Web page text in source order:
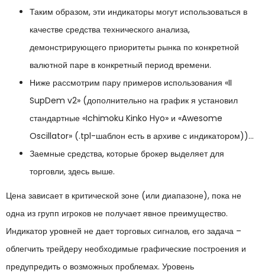
Таким образом, эти индикаторы могут использоваться в
качестве средства технического анализа,
демонстрирующего приоритеты рынка по конкретной
валютной паре в конкретный период времени.
Ниже рассмотрим пару примеров использования «II
SupDem v2» (дополнительно на график я установил
стандартные «Ichimoku Kinko Hyo» и «Awesome
Oscillator» (.tpl-шаблон есть в архиве с индикатором))…
Заемные средства, которые брокер выделяет для
торговли, здесь выше.
Цена зависает в критической зоне (или диапазоне), пока не
одна из групп игроков не получает явное преимущество.
Индикатор уровней не дает торговых сигналов, его задача –
облегчить трейдеру необходимые графические построения и
предупредить о возможных проблемах. Уровень